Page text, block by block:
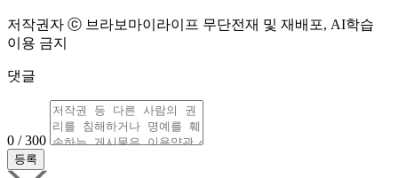
저작권자 ⓒ 브라보마이라이프 무단전재 및 재배포, AI학습
이용 금지
댓글
0 / 300